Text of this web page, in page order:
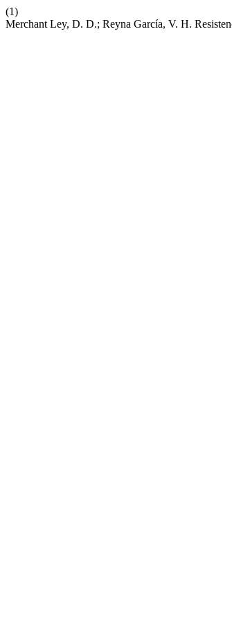
(1)
Merchant Ley, D. D.; Reyna García, V. H.